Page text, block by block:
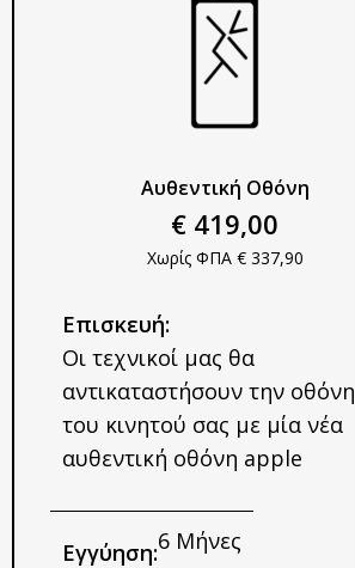
Αυθεντική Οθόνη​
€ 419,00
Χωρίς ΦΠΑ € 337,90
Επισκευή:
Οι τεχνικοί μας θα
αντικαταστήσουν την οθόνη
του κινητού σας με μία νέα
αυθεντική οθόνη apple​
Εγγύηση:6 Μήνες